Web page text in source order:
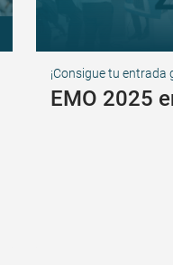
¡Consigue tu entrada
EMO 2025